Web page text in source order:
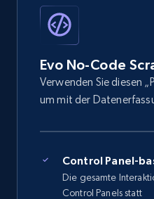
Evo No-Code
Verwenden Sie diesen
um mit der
Control Panel-
Die gesamte
Control Panels statt